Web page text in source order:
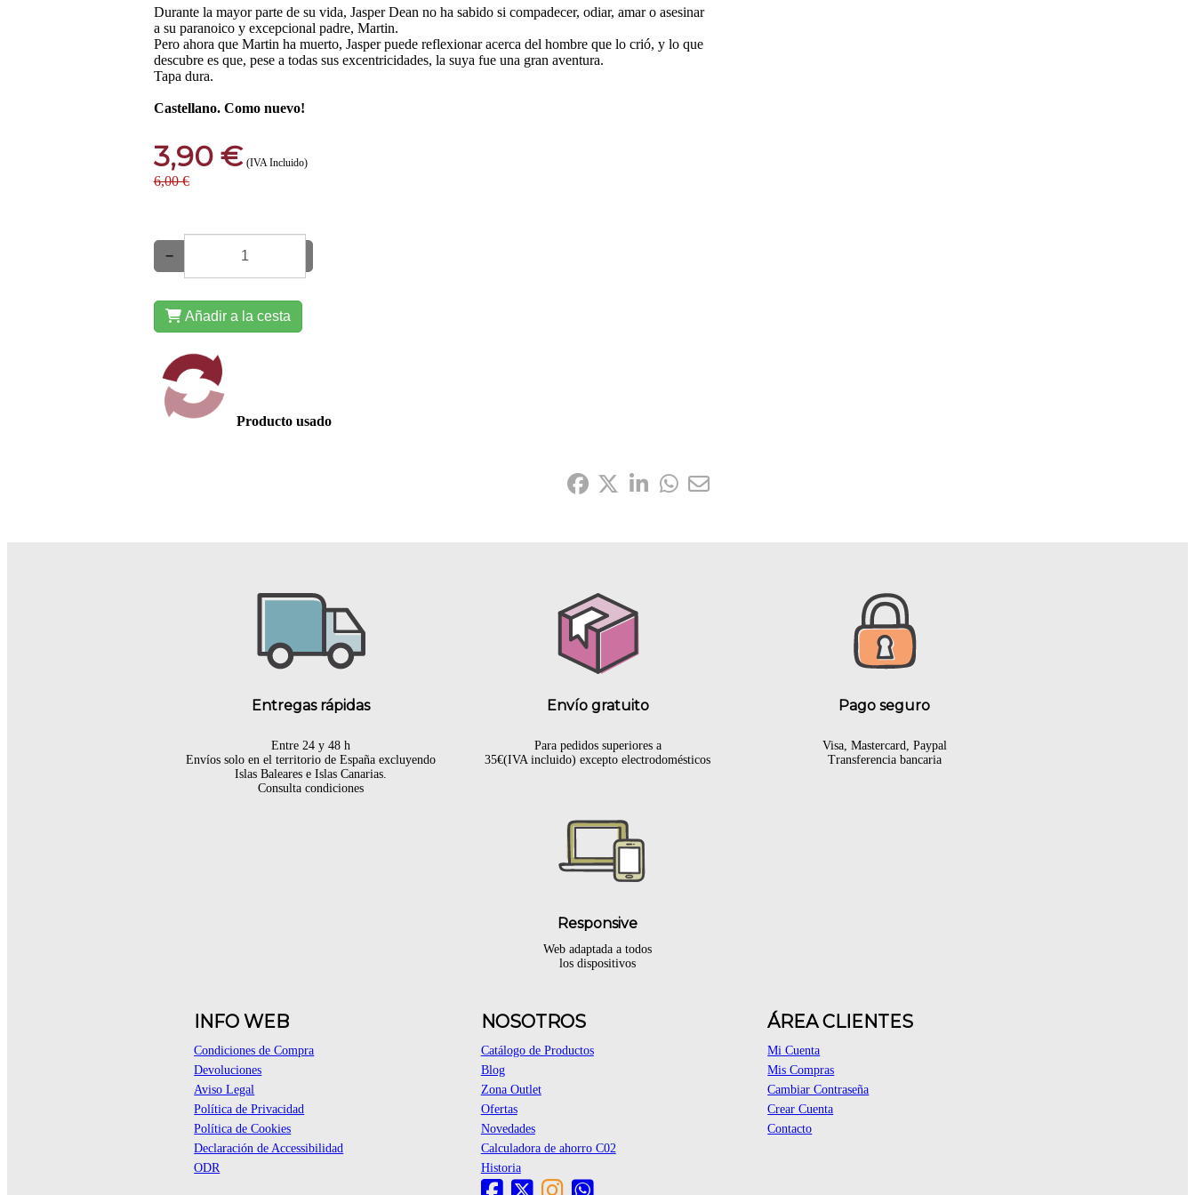
Durante la mayor parte de su vida, Jasper Dean no ha sabido si compadecer, odiar, amar o asesinar
a su paranoico y excepcional padre, Martin.
Pero ahora que Martin ha muerto, Jasper puede reflexionar acerca del hombre que lo crió, y lo que
descubre es que, pese a todas sus excentricidades, la suya fue una gran aventura.
Tapa dura.
Castellano. Como nuevo!
3,90 € (IVA Incluido)
6,00 €
−
Añadir a la cesta
Producto usado
Entregas rápidas
Entre 24 y 48 h
Envíos solo en el territorio de España excluyendo
Islas Baleares e Islas Canarias.
Consulta condiciones
Envío gratuito
Para pedidos superiores a
35€(IVA incluido) excepto electrodomésticos
Pago seguro
Visa, Mastercard, Paypal
Transferencia bancaria
Responsive
Web adaptada a todos
los dispositivos
INFO WEB
Condiciones de Compra
Devoluciones
Aviso Legal
Política de Privacidad
Política de Cookies
Declaración de Accessibilidad
ODR
NOSOTROS
Catálogo de Productos
Blog
Zona Outlet
Ofertas
Novedades
Calculadora de ahorro C02
Historia
ÁREA CLIENTES
Mi Cuenta
Mis Compras
Cambiar Contraseña
Crear Cuenta
Contacto